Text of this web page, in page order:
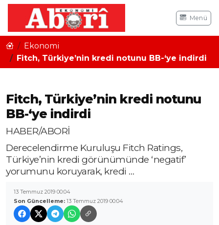
Menü
Ekonomi
Fitch, Türkiye’nin kredi notunu BB-‘ye indirdi
Fitch, Türkiye’nin kredi notunu
BB-‘ye indirdi
HABER/ABORİ
Derecelendirme Kuruluşu Fitch Ratings,
Türkiye’nin kredi görünümünde ‘negatif’
yorumunu koruyarak, kredi …
13 Temmuz 2019 00:04
Son Güncelleme: 13 Temmuz 2019 00:04